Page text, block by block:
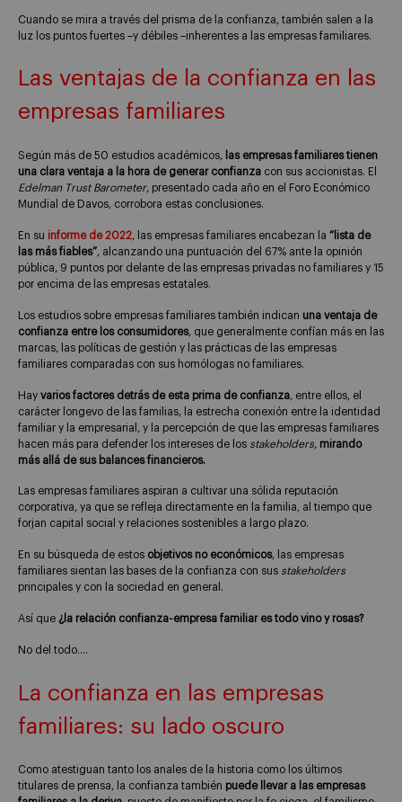
Cuando se mira a través del prisma de la confianza, también salen a la
luz los puntos fuertes –y débiles –inherentes a las empresas familiares.
Las ventajas de la confianza en las
empresas familiares
Según más de 50 estudios académicos, las empresas familiares tienen
una clara ventaja a la hora de generar confianza con sus accionistas. El
Edelman Trust Barometer, presentado cada año en el Foro Económico
Mundial de Davos, corrobora estas conclusiones.
En su informe de 2022, las empresas familiares encabezan la “lista de
las más fiables”, alcanzando una puntuación del 67% ante la opinión
pública, 9 puntos por delante de las empresas privadas no familiares y 15
por encima de las empresas estatales.
Los estudios sobre empresas familiares también indican una ventaja de
confianza entre los consumidores, que generalmente confían más en las
marcas, las políticas de gestión y las prácticas de las empresas
familiares comparadas con sus homólogas no familiares.
Hay varios factores detrás de esta prima de confianza, entre ellos, el
carácter longevo de las familias, la estrecha conexión entre la identidad
familiar y la empresarial, y la percepción de que las empresas familiares
hacen más para defender los intereses de los stakeholders, mirando
más allá de sus balances financieros.
Las empresas familiares aspiran a cultivar una sólida reputación
corporativa, ya que se refleja directamente en la familia, al tiempo que
forjan capital social y relaciones sostenibles a largo plazo.
En su búsqueda de estos objetivos no económicos, las empresas
familiares sientan las bases de la confianza con sus stakeholders
principales y con la sociedad en general.
Así que ¿la relación confianza-empresa familiar es todo vino y rosas?
No del todo….
La confianza en las empresas
familiares: su lado oscuro
Como atestiguan tanto los anales de la historia como los últimos
titulares de prensa, la confianza también puede llevar a las empresas